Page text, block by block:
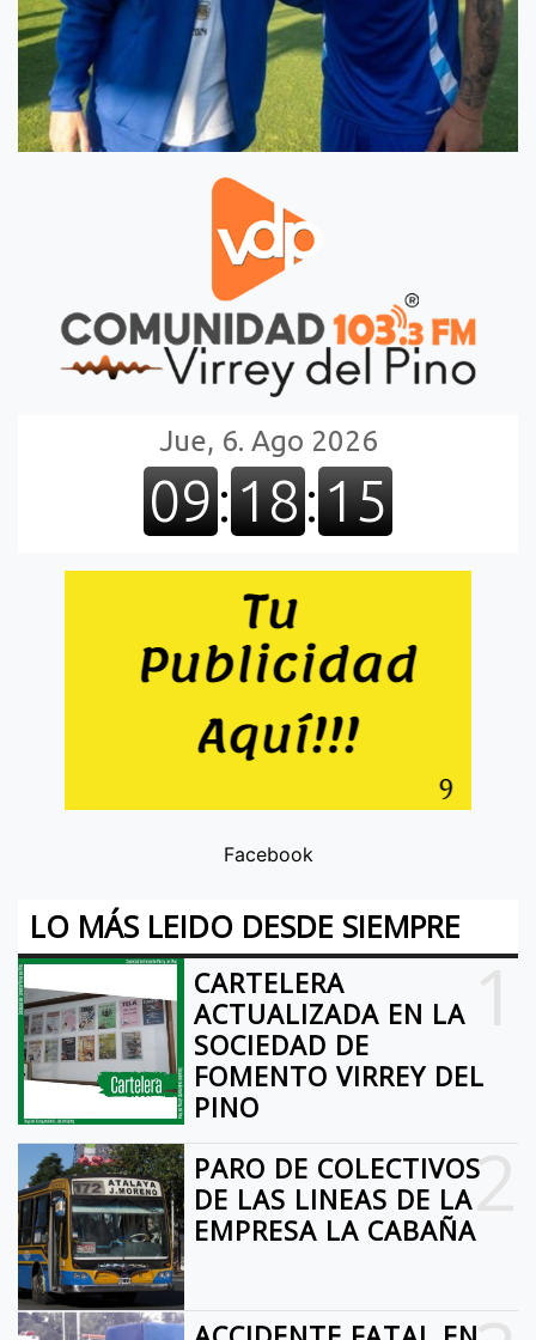
Facebook
LO MÁS LEIDO DESDE SIEMPRE
CARTELERA
ACTUALIZADA EN LA
SOCIEDAD DE
FOMENTO VIRREY DEL
PINO
2
PARO DE COLECTIVOS
DE LAS LINEAS DE LA
EMPRESA LA CABAÑA